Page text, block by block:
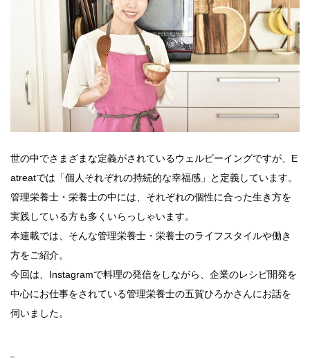
世の中でさまざまな定義がされているウェルビーイングですが、E
atreatでは「個人それぞれの持続的な幸福感」と定義しています。
管理栄養士・栄養士の中には、それぞれの個性に合った生き方を
実践している方も多くいらっしゃいます。
本連載では、そんな管理栄養士・栄養士のライフスタイルや働き
方をご紹介。
今回は、Instagramで料理の発信をしながら、企業のレシピ開発を
中心にお仕事をされている管理栄養士の五賀ひろかさんにお話を
伺いました。